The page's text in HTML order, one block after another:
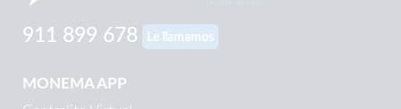
911 899 678 Le llamamos
MONEMA APP